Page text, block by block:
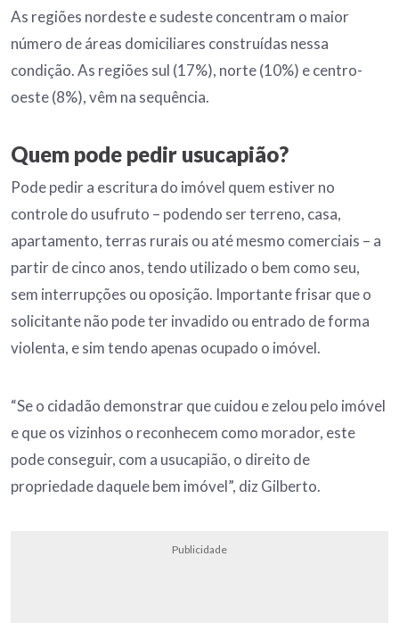
As regiões nordeste e sudeste concentram o maior
número de áreas domiciliares construídas nessa
condição. As regiões sul (17%), norte (10%) e centro-
oeste (8%), vêm na sequência.
Quem pode pedir usucapião?
Pode pedir a escritura do imóvel quem estiver no
controle do usufruto – podendo ser terreno, casa,
apartamento, terras rurais ou até mesmo comerciais – a
partir de cinco anos, tendo utilizado o bem como seu,
sem interrupções ou oposição. Importante frisar que o
solicitante não pode ter invadido ou entrado de forma
violenta, e sim tendo apenas ocupado o imóvel.
“Se o cidadão demonstrar que cuidou e zelou pelo imóvel
e que os vizinhos o reconhecem como morador, este
pode conseguir, com a usucapião, o direito de
propriedade daquele bem imóvel”, diz Gilberto.
Publicidade